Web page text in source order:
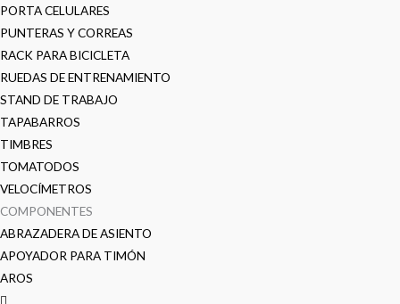
PORTA CELULARES
PUNTERAS Y CORREAS
RACK PARA BICICLETA
RUEDAS DE ENTRENAMIENTO
STAND DE TRABAJO
TAPABARROS
TIMBRES
TOMATODOS
VELOCÍMETROS
COMPONENTES
ABRAZADERA DE ASIENTO
APOYADOR PARA TIMÓN
AROS